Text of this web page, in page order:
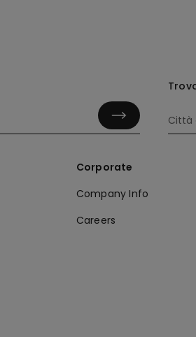
Corporate
Company Info
Careers